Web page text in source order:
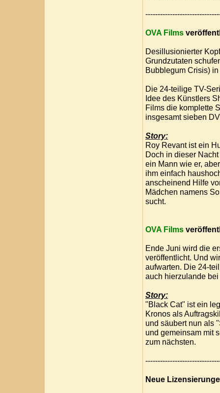
OVA Films
Desillusionierter
Grundzutaten
Bubblegum Crisis)
Die 24-teilige TV-
Idee des Künstlers
Films die komplette
insgesamt sieben
Story:
Roy Revant ist ein
Doch in dieser
ein Mann wie er,
ihm einfach
anscheinend Hilfe
Mädchen namens
sucht.
OVA Films
Ende Juni wird die
veröffentlicht. Und
aufwarten. Die 24-
auch hierzulande
Story:
"Black Cat" ist ein
Kronos als
und säubert nun als
und gemeinsam mit
zum nächsten.
Neue